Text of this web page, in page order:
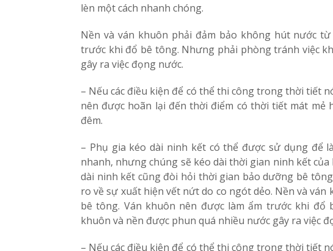
lèn một cách nhanh chóng.
Nền và ván khuôn phải đảm bảo không hút nước
trước khi đổ bê tông. Nhưng phải phòng tránh việc
gây ra việc đọng nước.
– Nếu các điều kiện để có thể thi công trong thời tiết
nên được hoãn lại đến thời điểm có thời tiết mát mẻ
đêm.
– Phụ gia kéo dài ninh kết có thể được sử dụng để
nhanh, nhưng chúng sẽ kéo dài thời gian ninh kết
dài ninh kết cũng đòi hỏi thời gian bảo dưỡng bê
ro về sự xuất hiện vết nứt do co ngót dẻo. Nền và
bê tông. Ván khuôn nên được làm ẩm trước khi
khuôn và nền được phun quá nhiều nước gây ra việc
– Nếu các điều kiện để có thể thi công trong thời tiết